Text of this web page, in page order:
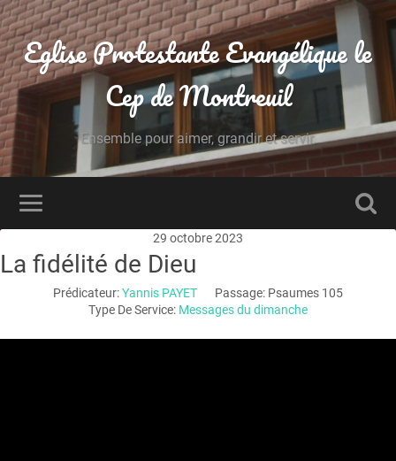
Eglise Protestante Evangélique le
Cep de Montreuil
Ensemble pour aimer, grandir et servir.
29 octobre 2023
La fidélité de Dieu
Prédicateur:Yannis PAYET Passage: Psaumes 105
Type De Service: Messages du dimanche